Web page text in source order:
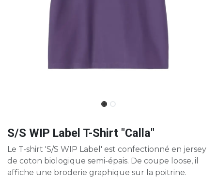
S/S WIP Label T-Shirt "Calla"
Le T-shirt 'S/S WIP Label' est confectionné en jersey
de coton biologique semi-épais. De coupe loose, il
affiche une broderie graphique sur la poitrine.